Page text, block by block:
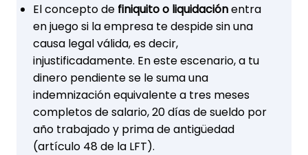
El concepto de finiquito o liquidaciónentra
en juego si la empresa te despide sin una
causa legal válida, es decir,
injustificadamente. En este escenario, a tu
dinero pendiente se le suma una
indemnización equivalente a tres meses
completos de salario, 20 días de sueldo por
año trabajado y prima de antigüedad
(artículo 48 de la LFT).